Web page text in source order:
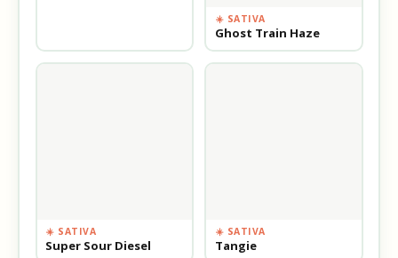
☀️ SATIVA
Ghost Train Haze
☀️ SATIVA
Super Sour Diesel
☀️ SATIVA
Tangie